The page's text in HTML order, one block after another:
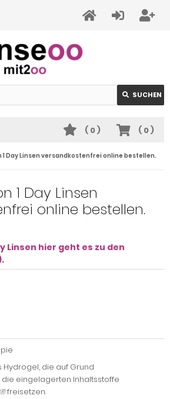
SUCHEN
( 0)
( 0)
1 Day Linsen versandkostenfrei online bestellen.
1 Day Linsen
online bestellen.
Linsen hier geht es zu den
die auf Grund
, die eingelagerten Inhaltsstoffe
freisetzen.